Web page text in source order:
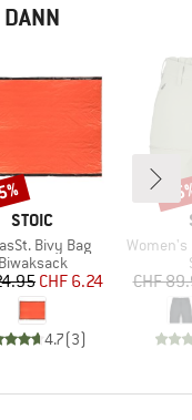
MARKE
STOIC
Bivy Bag
Produktgruppe
Biwaksack
Preis
reduzierter Preis
CHF 6.24
4.7(3)
Artikel
Women's
CHF